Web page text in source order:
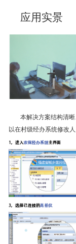
应用实景
本解决方案结构清
以在村级经办系统修改